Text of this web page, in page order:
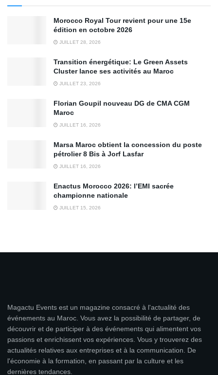
Morocco Royal Tour revient pour une 15e
édition en octobre 2026
JUILLET 28, 2026
Transition énergétique: Le Green Assets
Cluster lance ses activités au Maroc
JUILLET 23, 2026
Florian Goupil nouveau DG de CMA CGM
Maroc
JUILLET 16, 2026
Marsa Maroc obtient la concession du poste
pétrolier 8 Bis à Jorf Lasfar
JUILLET 16, 2026
Enactus Morocco 2026: l’EMI sacrée
championne nationale
JUILLET 15, 2026
Magactu Events est un magazine consacré à l'actualité des
événements au Maroc. Vous avez la possibilité de partager, de
découvrir et de participer à des événements qui alimentent vos
passions et enrichissent vos expériences. Vous y trouverez des
actualités relatives aux entreprises et à la communication. De
l'économie à la formation, en passant par la culture et les
dernières tendances.